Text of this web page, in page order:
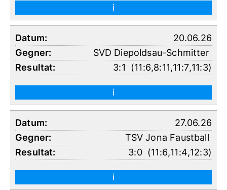
i
20.06.26
SVD Diepoldsau-Schmitter
3:1 (11:6,8:11,11:7,11:3)
i
27.06.26
TSV Jona Faustball
3:0(11:6,11:4,12:3)
i